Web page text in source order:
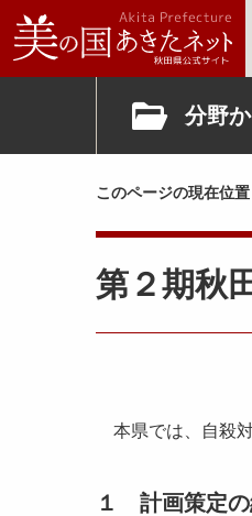
分野
このページの現在位置
第２期秋
本県では、自殺
１ 計画策定